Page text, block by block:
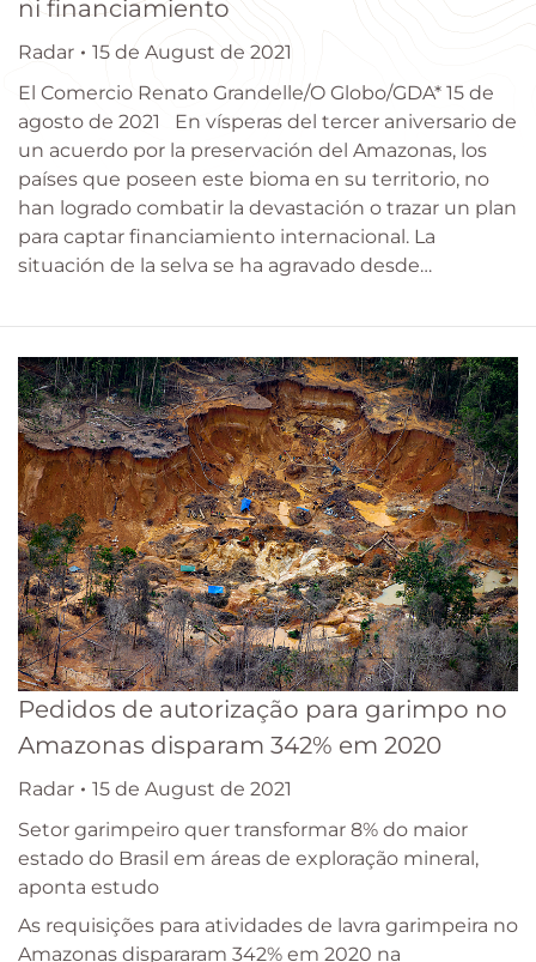
ni financiamiento
Radar
15 de August de 2021
El Comercio Renato Grandelle/O Globo/GDA* 15 de
agosto de 2021 En vísperas del tercer aniversario de
un acuerdo por la preservación del Amazonas, los
países que poseen este bioma en su territorio, no
han logrado combatir la devastación o trazar un plan
para captar financiamiento internacional. La
situación de la selva se ha agravado desde…
Pedidos de autorização para garimpo no
Amazonas disparam 342% em 2020
Radar
15 de August de 2021
Setor garimpeiro quer transformar 8% do maior
estado do Brasil em áreas de exploração mineral,
aponta estudo
As requisições para atividades de lavra garimpeira no
Amazonas dispararam 342% em 2020 na